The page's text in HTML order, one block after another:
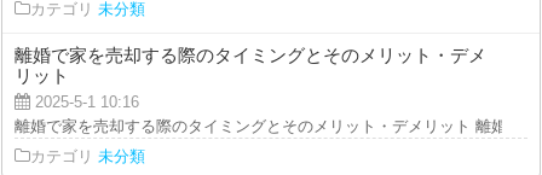
カテゴリ 未分類
離婚で家を売却する際のタイミングとそのメリット・デメ
リット
2025-5-1 10:16
離婚で家を売却する際のタイミングとそのメリット・デメリット 離婚に
カテゴリ 未分類